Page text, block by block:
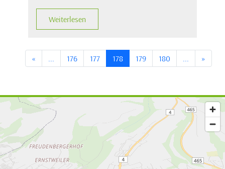
Weiterlesen
« 176 177 178 179 180 »